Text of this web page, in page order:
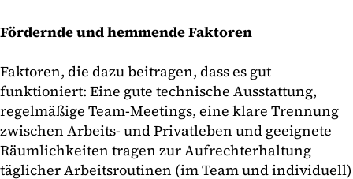
Fördernde und hemmende Faktoren
Faktoren, die dazu beitragen, dass es gut
funktioniert: Eine gute technische Ausstattung,
regelmäßige Team-Meetings, eine klare Trennung
zwischen Arbeits- und Privatleben und geeignete
Räumlichkeiten tragen zur Aufrechterhaltung
täglicher Arbeitsroutinen (im Team und individuell)